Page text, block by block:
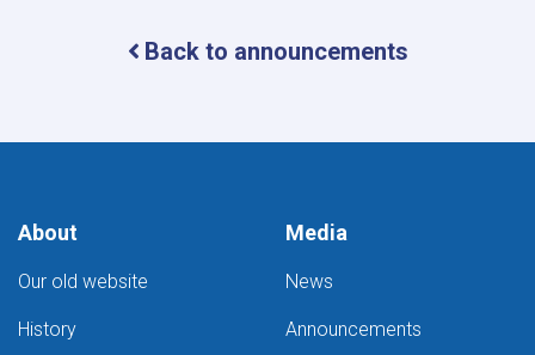
Back to announcements
About
Our old website
History
Media
News
Announcements